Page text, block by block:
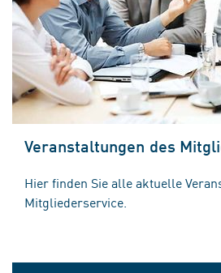
Veranstaltungen des
Hier finden Sie alle aktuelle
Mitgliederservice.